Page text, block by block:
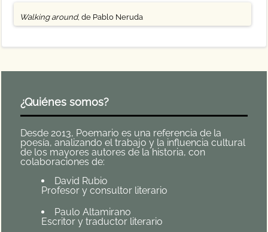
Walking around, de Pablo Neruda
¿Quiénes somos?
Desde 2013, Poemario es una referencia de la
poesía, analizando el trabajo y la influencia cultural
de los mayores autores de la historia, con
colaboraciones de:
David Rubio
Profesor y consultor literario
Paulo Altamirano
Escritor y traductor literario